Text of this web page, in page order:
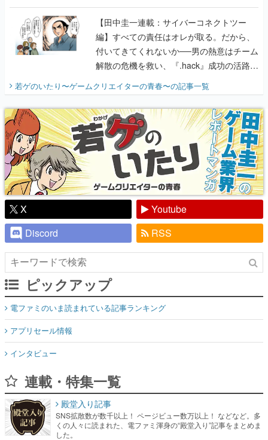
に行って、より理解を深めよう【PR】
【田中圭一連載：サイバーコネクトツー
編】すべての責任はオレが取る。だから、
付いてきてくれないか──男の熱意はチーム
解散の危機を救い、『.hack』成功の活路を
『少年ジャンプ』色だった【若ゲのいた
り】
若ゲのいたり〜ゲームクリエイターの青春〜の記事一覧
X
Youtube
Discord
RSS
ピックアップ
電ファミのいま読まれている記事ランキング
アプリセール情報
インタビュー
連載・特集一覧
殿堂入り記事
SNS拡散数が数千以上！ ページビュー数万以上！ などなど。多
くの人々に読まれた、電ファミ渾身の“殿堂入り”記事をまとめま
した。